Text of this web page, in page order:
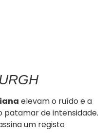
URGH
elevam o ruído e a
patamar de intensidade.
um registo